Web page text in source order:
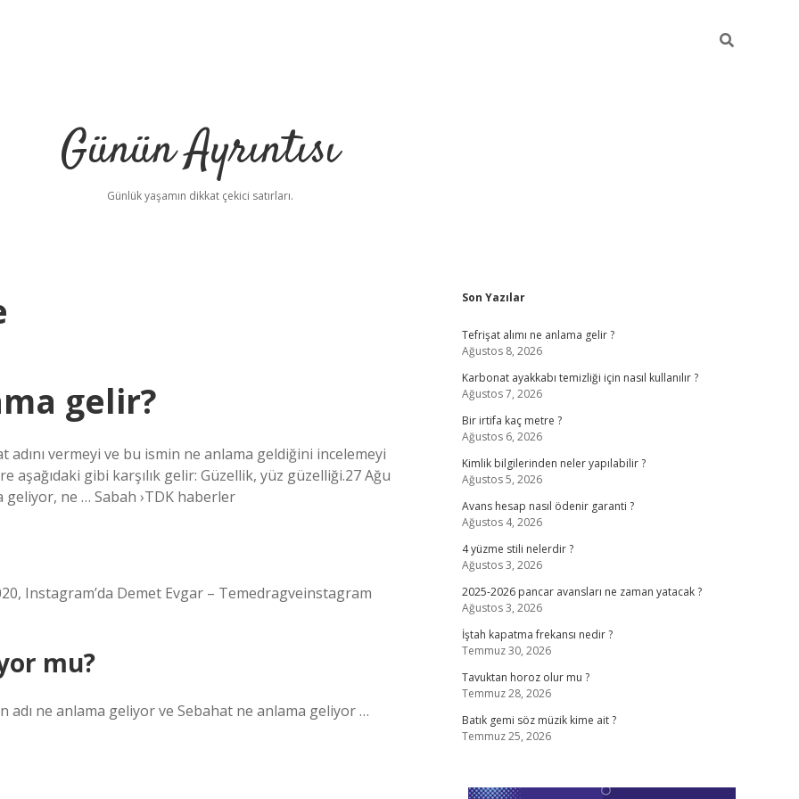
Günün Ayrıntısı
Günlük yaşamın dikkat çekici satırları.
gelir?
adını vermeyi ve bu ismin ne anlama geldiğini incelemeyi
aşağıdaki gibi karşılık gelir: Güzellik, yüz güzelliği.27 Ağu
geliyor, ne … Sabah ›TDK haberler
Instagram’da Demet Evgar – Temedragveinstagram
mu?
adı ne anlama geliyor ve Sebahat ne anlama geliyor …
Sidebar
Son Yazılar
Tefrişat alımı ne anlama gelir ?
Ağustos 8, 2026
Karbonat ayakkabı temizliği için nasıl kullanılır ?
Ağustos 7, 2026
Bir irtifa kaç metre ?
Ağustos 6, 2026
Kimlik bilgilerinden neler yapılabilir ?
Ağustos 5, 2026
Avans hesap nasıl ödenir garanti ?
Ağustos 4, 2026
4 yüzme stili nelerdir ?
Ağustos 3, 2026
2025-2026 pancar avansları ne zaman yatacak ?
Ağustos 3, 2026
İştah kapatma frekansı nedir ?
Temmuz 30, 2026
Tavuktan horoz olur mu ?
Temmuz 28, 2026
Batık gemi söz müzik kime ait ?
Temmuz 25, 2026